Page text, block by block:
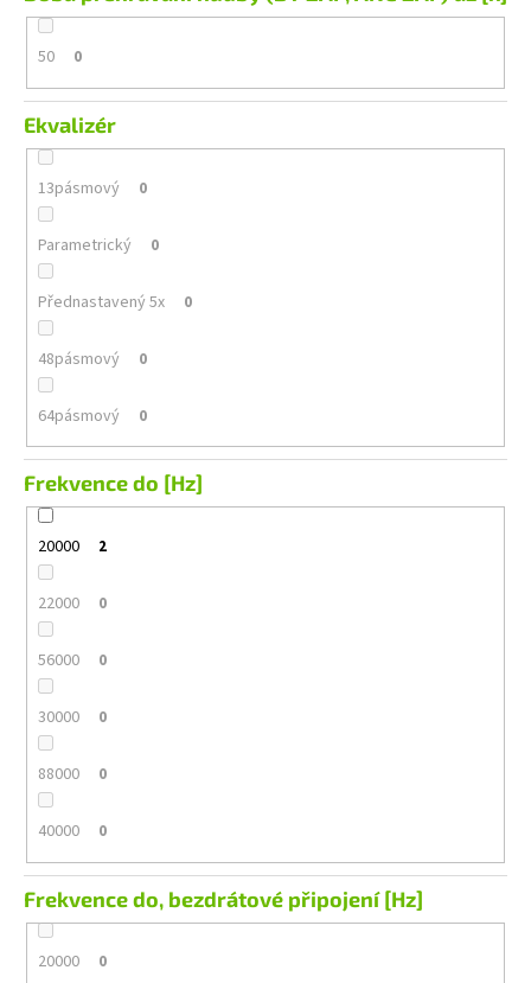
50 0
Ekvalizér
13pásmový 0
Parametrický 0
Přednastavený 5x 0
48pásmový 0
64pásmový 0
Frekvence do [Hz]
20000 2
22000 0
56000 0
30000 0
88000 0
40000 0
Frekvence do, bezdrátové připojení [Hz]
20000 0